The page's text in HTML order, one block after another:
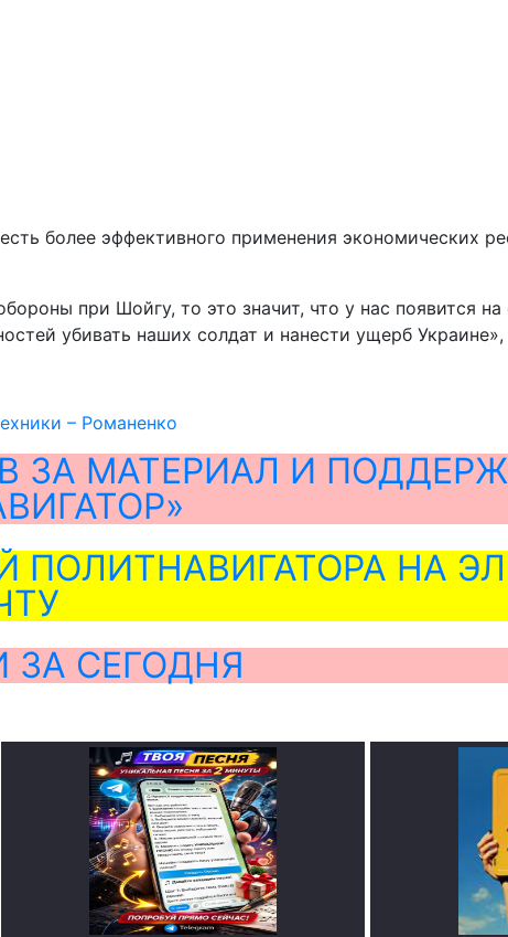
более эффективного применения экономических
при Шойгу, то это значит, что у нас появится
убивать наших солдат и нанести ущерб Украине»,
– Романенко
ЗА МАТЕРИАЛ И
НА
ЗА СЕГОДНЯ